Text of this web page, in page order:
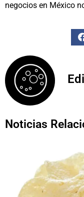
negocios en México
Noticias